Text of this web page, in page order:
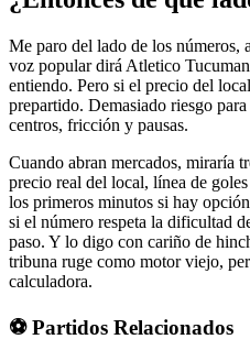
Me paro del lado de los números,
voz popular dirá Atletico
entiendo. Pero si el precio del
prepartido. Demasiado riesgo
centros, fricción y pausas.
Cuando abran mercados, miraría
precio real del local, línea de
los primeros minutos si hay
si el número respeta la dificultad
paso. Y lo digo con cariño de
tribuna ruge como motor viejo,
calculadora.
⚽ Partidos Relacionados